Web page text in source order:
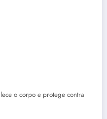
o corpo e protege contra